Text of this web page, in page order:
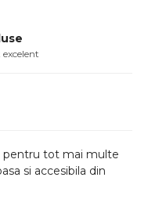
pentru tot mai multe
si accesibila din